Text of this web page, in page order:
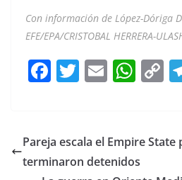
Con información de López-Dóriga
EFE/EPA/CRISTOBAL HERRERA-
F
e
b
T
er
E
l
W
s
A
C
y
Pareja escala el Empire
terminaron detenidos